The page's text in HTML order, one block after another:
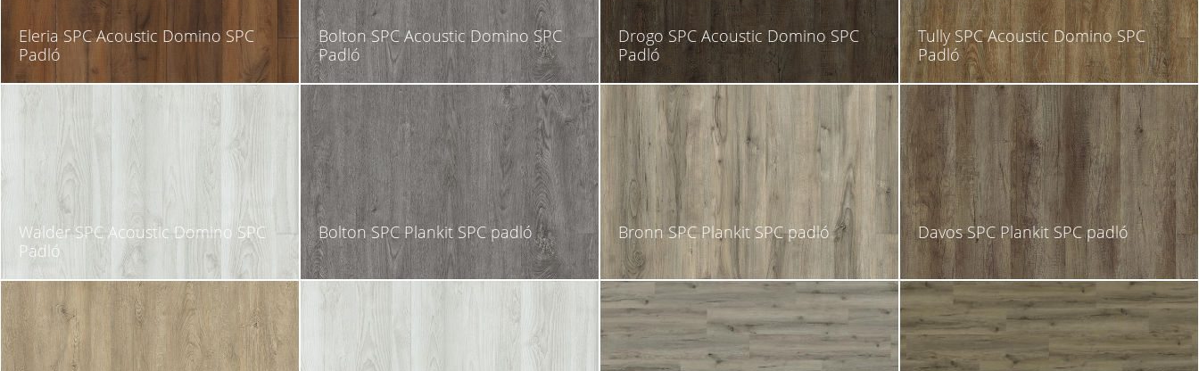
Eleria SPC Acoustic Domino SPC
Padló
Bolton SPC Acoustic Domino SPC
Padló
Drogo SPC Acoustic Domino SPC
Padló
Tully SPC Acoustic Domino SPC
Padló
Walder SPC Acoustic Domino SPC
Padló
Bolton SPC Plankit SPC padló Bronn SPC Plankit SPC padló Davos SPC Plankit SPC padló